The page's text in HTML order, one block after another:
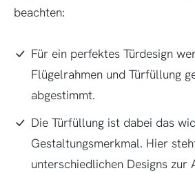
beachten:
Für ein perfektes Türdesign
Flügelrahmen und Türfüllung
abgestimmt.
Die Türfüllung ist dabei das
Gestaltungsmerkmal. Hier
unterschiedlichen Designs zur